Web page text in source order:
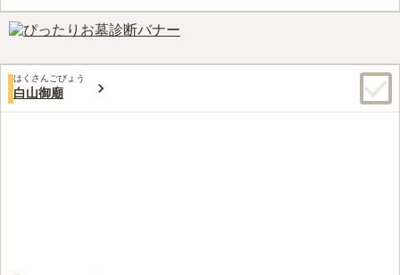
この霊園はまだ誰からも評価されていません。
はくさんごびょう
白山御廟